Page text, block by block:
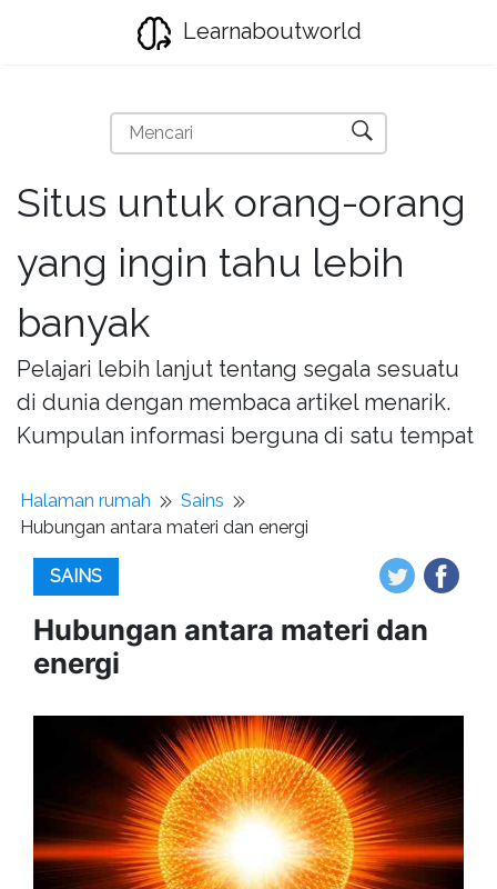
Learnaboutworld
Situs untuk orang-orang
yang ingin tahu lebih
banyak
Pelajari lebih lanjut tentang segala sesuatu
di dunia dengan membaca artikel menarik.
Kumpulan informasi berguna di satu tempat
Halaman rumah
Sains
Hubungan antara materi dan energi
SAINS
Hubungan antara materi dan
energi